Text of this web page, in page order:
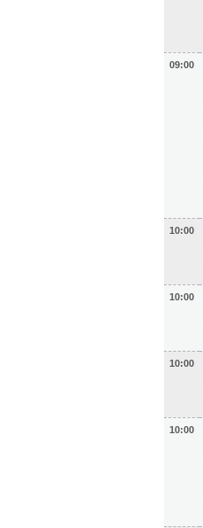
09:00
10:00
10:00
10:00
10:00